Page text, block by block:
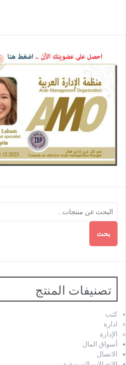
بحث
تصنيفات المنتج
كتب
ادارة
الإدارة
أسواق المال
الاتصال